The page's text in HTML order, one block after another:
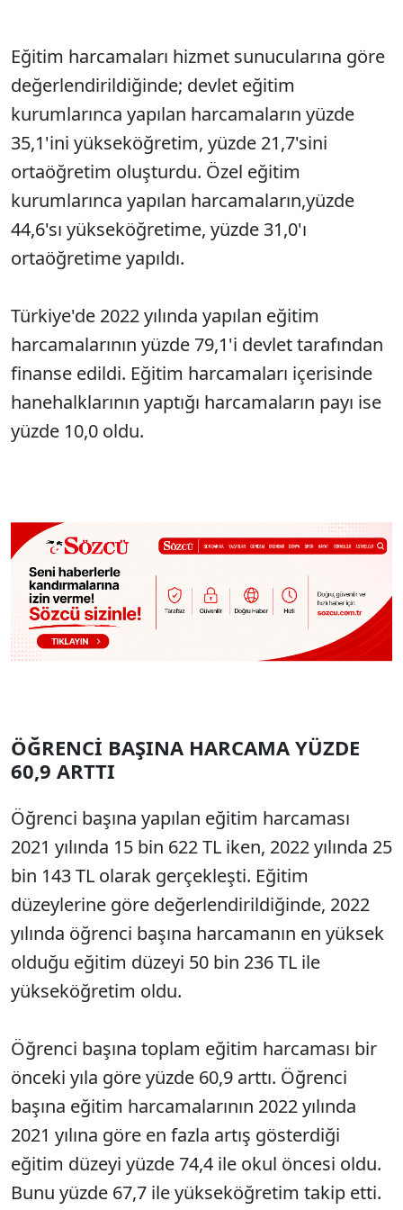
Eğitim harcamaları hizmet sunucularına göre
değerlendirildiğinde; devlet eğitim
kurumlarınca yapılan harcamaların yüzde
35,1'ini yükseköğretim, yüzde 21,7'sini
ortaöğretim oluşturdu. Özel eğitim
kurumlarınca yapılan harcamaların,yüzde
44,6'sı yükseköğretime, yüzde 31,0'ı
ortaöğretime yapıldı.
Türkiye'de 2022 yılında yapılan eğitim
harcamalarının yüzde 79,1'i devlet tarafından
finanse edildi. Eğitim harcamaları içerisinde
hanehalklarının yaptığı harcamaların payı ise
yüzde 10,0 oldu.
ÖĞRENCİ BAŞINA HARCAMA YÜZDE
60,9 ARTTI
Öğrenci başına yapılan eğitim harcaması
2021 yılında 15 bin 622 TL iken, 2022 yılında 25
bin 143 TL olarak gerçekleşti. Eğitim
düzeylerine göre değerlendirildiğinde, 2022
yılında öğrenci başına harcamanın en yüksek
olduğu eğitim düzeyi 50 bin 236 TL ile
yükseköğretim oldu.
Öğrenci başına toplam eğitim harcaması bir
önceki yıla göre yüzde 60,9 arttı. Öğrenci
başına eğitim harcamalarının 2022 yılında
2021 yılına göre en fazla artış gösterdiği
eğitim düzeyi yüzde 74,4 ile okul öncesi oldu.
Bunu yüzde 67,7 ile yükseköğretim takip etti.